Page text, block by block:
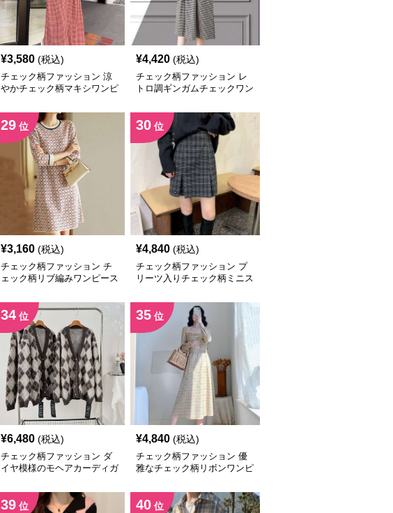
¥3,580 (税込)
チェック柄ファッション 涼
やかチェック柄マキシワンピ
¥4,420 (税込)
チェック柄ファッション レ
トロ調ギンガムチェックワン
29 位
¥3,160 (税込)
チェック柄ファッション チ
ェック柄リブ編みワンピース
30 位
¥4,840 (税込)
チェック柄ファッション プ
リーツ入りチェック柄ミニス
34 位
¥6,480 (税込)
チェック柄ファッション ダ
イヤ模様のモヘアカーディガ
35 位
¥4,840 (税込)
チェック柄ファッション 優
雅なチェック柄リボンワンピ
39 位 40 位